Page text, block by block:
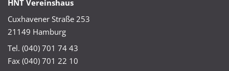
HNT Vereinshaus
Cuxhavener Straße 253
21149 Hamburg
Tel. (040) 701 74 43
Fax (040) 701 22 10